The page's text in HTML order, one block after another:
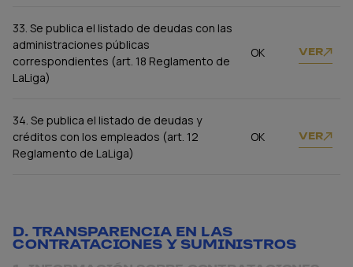
33. Se publica el listado de deudas con las
administraciones públicas
correspondientes (art. 18 Reglamento de
LaLiga)
OK VER
34. Se publica el listado de deudas y
créditos con los empleados (art. 12
Reglamento de LaLiga)
OK VER
D. TRANSPARENCIA EN LAS
CONTRATACIONES Y SUMINISTROS